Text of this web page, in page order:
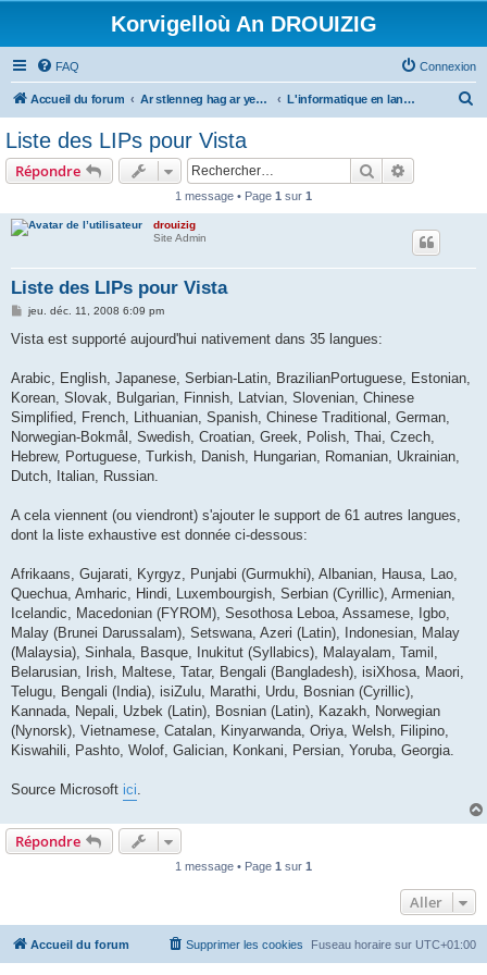
Korvigelloù An DROUIZIG
FAQ Connexion
Accueil du forum Ar stlenneg hag ar yezhoù bihan er bed a-bezh L'informatique en langues régionales et minoritaires
Liste des LIPs pour Vista
Répondre Rechercher
1 message • Page 1 sur 1
drouizig
Site Admin
Liste des LIPs pour Vista
M
s
g
jeu. déc. 11, 2008 6:09 pm
Vista est supporté aujourd'hui nativement dans 35 langues:
Arabic, English, Japanese, Serbian-Latin, BrazilianPortuguese, Estonian,
Korean, Slovak, Bulgarian, Finnish, Latvian, Slovenian, Chinese
Simplified, French, Lithuanian, Spanish, Chinese Traditional, German,
Norwegian-Bokmål, Swedish, Croatian, Greek, Polish, Thai, Czech,
Hebrew, Portuguese, Turkish, Danish, Hungarian, Romanian, Ukrainian,
Dutch, Italian, Russian.
A cela viennent (ou viendront) s'ajouter le support de 61 autres langues,
dont la liste exhaustive est donnée ci-dessous:
Afrikaans, Gujarati, Kyrgyz, Punjabi (Gurmukhi), Albanian, Hausa, Lao,
Quechua, Amharic, Hindi, Luxembourgish, Serbian (Cyrillic), Armenian,
Icelandic, Macedonian (FYROM), Sesothosa Leboa, Assamese, Igbo,
Malay (Brunei Darussalam), Setswana, Azeri (Latin), Indonesian, Malay
(Malaysia), Sinhala, Basque, Inukitut (Syllabics), Malayalam, Tamil,
Belarusian, Irish, Maltese, Tatar, Bengali (Bangladesh), isiXhosa, Maori,
Telugu, Bengali (India), isiZulu, Marathi, Urdu, Bosnian (Cyrillic),
Kannada, Nepali, Uzbek (Latin), Bosnian (Latin), Kazakh, Norwegian
(Nynorsk), Vietnamese, Catalan, Kinyarwanda, Oriya, Welsh, Filipino,
Kiswahili, Pashto, Wolof, Galician, Konkani, Persian, Yoruba, Georgia.
Source Microsoft ici.
Répondre
1 message • Page 1 sur 1
Aller
Accueil du forum Fuseau horaire sur UTC+01:00
Supprimer les cookies